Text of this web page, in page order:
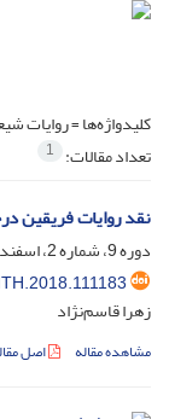
کلیدواژه‌ها =روایات
تعداد مقالات: 1
نقد روایات فریقین
دوره 9، شماره 2، اسفند 1396، صفحه
زهرا قاسم‌نژاد
مشاهده مقاله اصل